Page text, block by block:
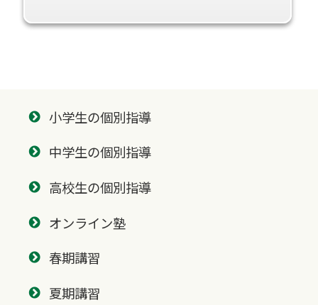
小学生の個別指導
中学生の個別指導
高校生の個別指導
オンライン塾
春期講習
夏期講習